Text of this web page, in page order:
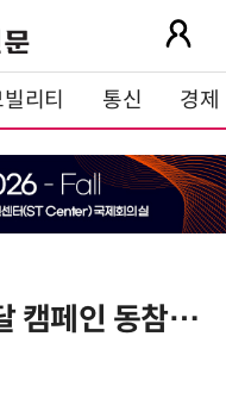
리티 통신 경제
캠페인 동참…